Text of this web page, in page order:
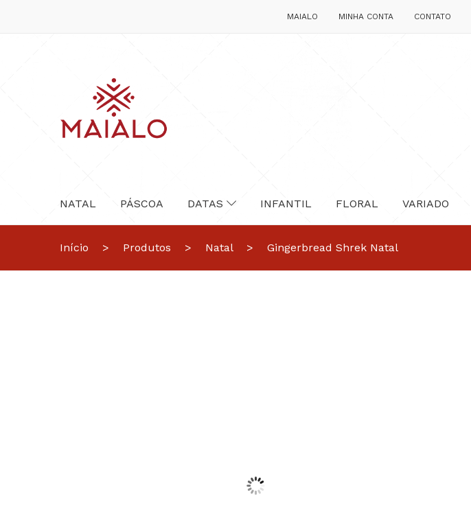
MAIALO MINHA CONTA CONTATO
NATAL PÁSCOA DATAS INFANTIL FLORAL VARIADO
Início > Produtos > Natal > Gingerbread Shrek Natal